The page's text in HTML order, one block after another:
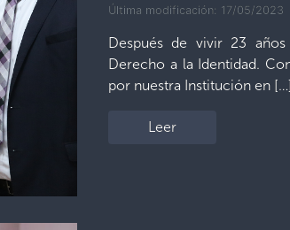
Última modificación: 17/05/2023
Después de vivir 23
Derecho a la Identidad.
por nuestra Institución en […]
Leer